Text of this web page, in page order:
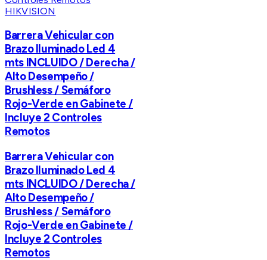
HIKVISION
Barrera Vehicular con
Brazo Iluminado Led 4
mts INCLUIDO / Derecha /
Alto Desempeño /
Brushless / Semáforo
Rojo-Verde en Gabinete /
Incluye 2 Controles
Remotos
Barrera Vehicular con
Brazo Iluminado Led 4
mts INCLUIDO / Derecha /
Alto Desempeño /
Brushless / Semáforo
Rojo-Verde en Gabinete /
Incluye 2 Controles
Remotos